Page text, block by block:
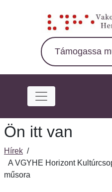
Támogassa
Ön itt van
Hírek /
A VGYHE Horizont
műsora